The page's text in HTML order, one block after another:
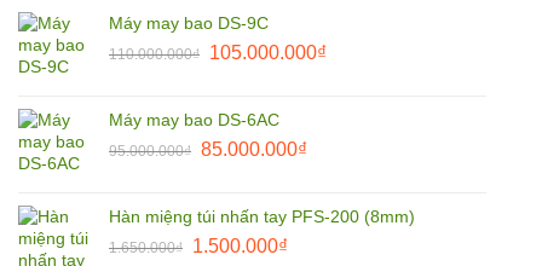
9.900.000₫.
7.500.000₫.
Máy may bao DS-9C
110.000.000₫
Giá
110.000.000₫.
105.000.000₫Giá
Máy may bao DS-6AC
95.000.000₫ Giá
95.000.000₫.
85.000.000₫Giá
là:
Hàn miệng túi nhấn tay PFS-200 (8mm)
1.650.000₫
Giá
1.500.000₫Giá